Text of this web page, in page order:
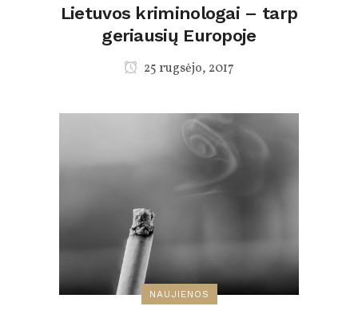
Lietuvos kriminologai – tarp
geriausių Europoje
25 rugsėjo, 2017
NAUJIENOS